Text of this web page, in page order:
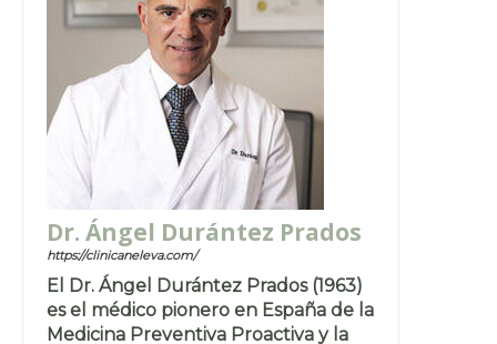
Dr. Ángel Durántez Prados
https://clinicaneleva.com/
El Dr. Ángel Durántez Prados (1963)
es el médico pionero en España de la
Medicina Preventiva Proactiva y la